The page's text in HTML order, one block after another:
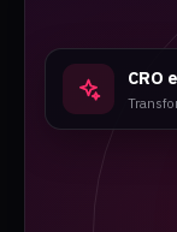
CRO